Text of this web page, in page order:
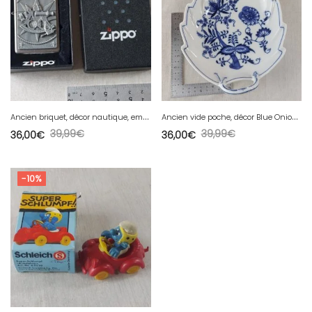
A
ncien briquet, décor nautique, emblème Sextant, Zippo
39,99€
36,00€
A
ncien vide poche, décor Blue Onion / en porcelaine de Tchécoslovaquie / Czech
39,99€
36,00€
-10%